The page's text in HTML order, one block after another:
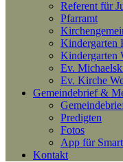
Referent für
Pfarramt
Kindergarten
Kindergarten
Ev.
Ev. Kirche
Gemeindebrief &
Predigten
Fotos
App für
Kontakt